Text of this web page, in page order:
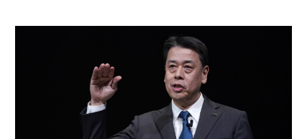
at
p